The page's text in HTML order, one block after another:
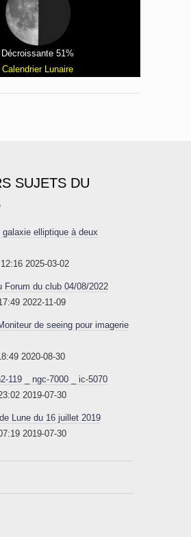
Décroissante 51%
Calendrier Lunaire
SUJETS DU
galaxie elliptique à deux
2025-03-02
Forum du club 04/08/2022
2022-11-09
de seeing pour imagerie
2020-08-30
119 _ ngc-7000 _ ic-5070
2019-07-30
Lune du 16 juillet 2019
2019-07-30